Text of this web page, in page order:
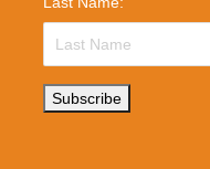
Subscribe